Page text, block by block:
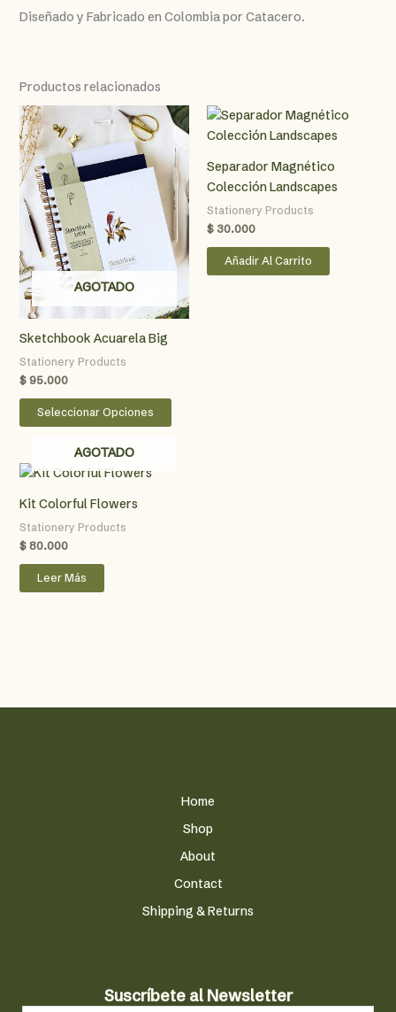
Diseñado y Fabricado en Colombia por Catacero.
Productos relacionados
AGOTADO
Sketchbook Acuarela Big
Stationery Products
$95.000
Seleccionar Opciones
Este
producto
Separador Magnético
Colección Landscapes
Stationery Products
$ 30.000
Añadir Al Carrito
AGOTADO
Kit Colorful Flowers
Stationery Products
$80.000
Leer Más
Home
Shop
About
Contact
Shipping & Returns
N
e
Suscríbete al Newsletter